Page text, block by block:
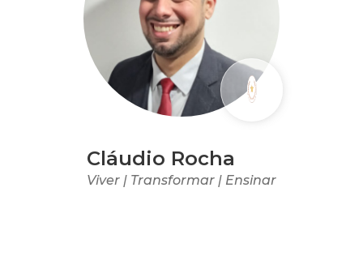
Cláudio Rocha
Viver | Transformar | Ensinar